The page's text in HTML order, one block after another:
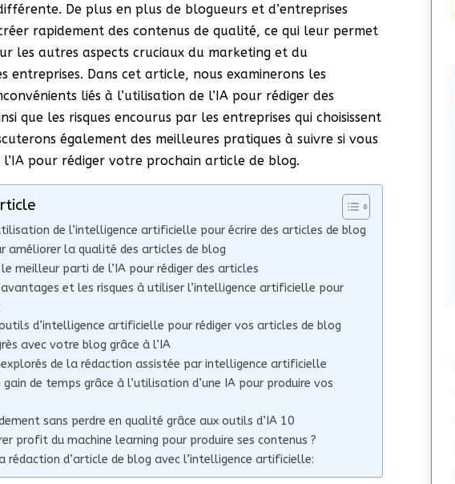
De plus en plus de blogueurs et d’entreprises
rapidement des contenus de qualité, ce qui leur permet
les autres aspects cruciaux du marketing et du
entreprises. Dans cet article, nous examinerons les
liés à l’utilisation de l’IA pour rédiger des
que les risques encourus par les entreprises qui choisissent
également des meilleures pratiques à suivre si vous
l’IA pour rédiger votre prochain article de blog.
de l’intelligence artificielle pour écrire des articles de blog
améliorer la qualité des articles de blog
meilleur parti de l’IA pour rédiger des articles
et les risques à utiliser l’intelligence artificielle pour
d’intelligence artificielle pour rédiger vos articles de blog
avec votre blog grâce à l’IA
de la rédaction assistée par intelligence artificielle
gain de temps grâce à l’utilisation d’une IA pour produire vos
sans perdre en qualité grâce aux outils d’IA 10
profit du machine learning pour produire ses contenus ?
rédaction d’article de blog avec l’intelligence artificielle: